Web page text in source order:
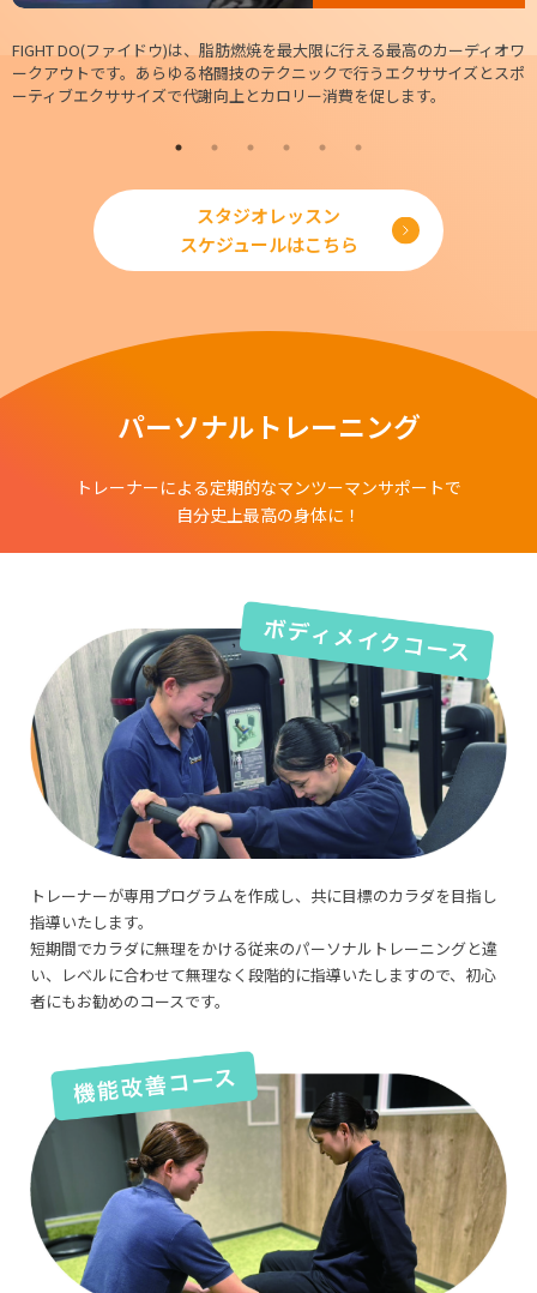
FIGHT DO(ファイドウ)は、脂肪燃焼を最大限に行える最高のカーディオワ
ークアウトです。あらゆる格闘技のテクニックで行うエクササイズとスポ
ーティブエクササイズで代謝向上とカロリー消費を促します。
スタジオレッスン
スケジュールはこちら
パーソナルトレーニング
トレーナーによる定期的なマンツーマンサポートで
自分史上最高の身体に！
トレーナーが専用プログラムを作成し、共に目標のカラダを目指し
指導いたします。
短期間でカラダに無理をかける従来のパーソナルトレーニングと違
い、レベルに合わせて無理なく段階的に指導いたしますので、初心
者にもお勧めのコースです。